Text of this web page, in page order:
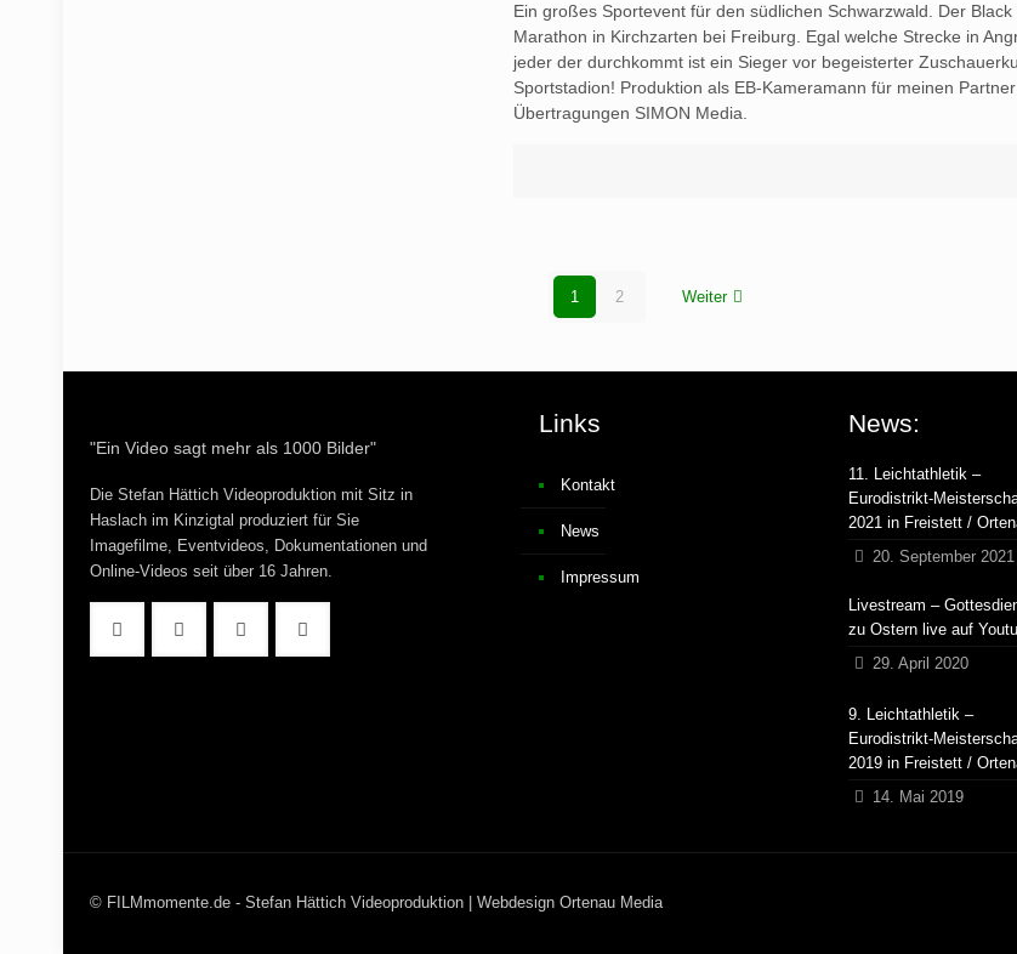
Ein großes Sportevent für den südlichen Schwarzwald. Der
Marathon in Kirchzarten bei Freiburg. Egal welche Strecke in
jeder der durchkommt ist ein Sieger vor begeisterter
Sportstadion! Produktion als EB-Kameramann für meinen
Übertragungen SIMON Media.
1 2 Weiter
"Ein Video sagt mehr als 1000 Bilder"
Die Stefan Hättich Videoproduktion mit Sitz in
Haslach im Kinzigtal produziert für Sie
Imagefilme, Eventvideos, Dokumentationen und
Online-Videos seit über 16 Jahren.
Links
Kontakt
News
Impressum
News:
11. Leichtathletik –
Eurodistrikt-
2021 in Freistett /
20. September 2021
Livestream –
zu Ostern live auf
29. April 2020
9. Leichtathletik –
Eurodistrikt-
2019 in Freistett /
14. Mai 2019
© FILMmomente.de - Stefan Hättich Videoproduktion | Webdesign Ortenau Media